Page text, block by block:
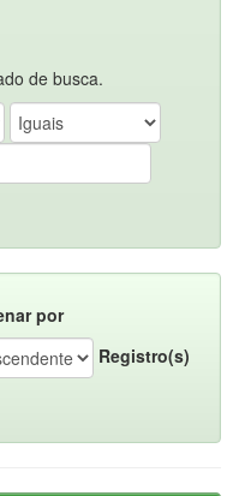
de busca.
por
Registro(s)